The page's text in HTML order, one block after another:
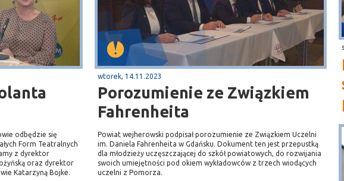
odbędzie się
Form Teatralnych
z dyrektor
oraz dyrektor
Katarzyną Bojke.
wtorek, 14.11.2023
Porozumienie ze Związkiem
Fahrenheita
Powiat wejherowski podpisał porozumienie ze Związkiem Uczelni
im. Daniela Fahrenheita w Gdańsku. Dokument ten jest przepustką
dla młodzieży uczęszczającej do szkół powiatowych, do rozwijania
swoich umiejętności pod okiem wykładowców z trzech wiodących
uczelni z Pomorza.